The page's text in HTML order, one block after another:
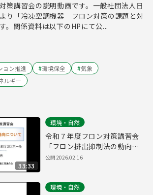
策講習会の説明動画です。一般社団法人日
り「冷凍空調機器 フロン対策の課題と対
。関係資料は以下のHPにて公...
ョン推進 #環境保全 #気象
ルギー
33:33
環境・自然
令和７年度フロン対策講習会
「フロン排出抑制法の動向に
ついて」
公開2026.02.16
環境・自然